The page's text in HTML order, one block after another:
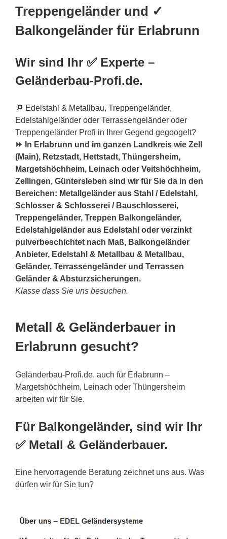
Treppengeländer und ✓
Balkongeländer für Erlabrunn
Wir sind Ihr ✅ Experte –
Geländerbau-Profi.de.
🔎 Edelstahl & Metallbau, Treppengeländer,
Edelstahlgeländer oder Terrassengeländer oder
Treppengeländer Profi in Ihrer Gegend gegoogelt?
⏩ In Erlabrunn und im ganzen Landkreis wie Zell
(Main), Retzstadt, Hettstadt, Thüngersheim,
Margetshöchheim, Leinach oder Veitshöchheim,
Zellingen, Güntersleben sind wir für Sie da in den
Bereichen: Metallgeländer aus Stahl / Edelstahl,
Schlosser & Schlosserei / Bauschlosserei,
Treppengeländer, Treppen Balkongeländer,
Edelstahlgeländer aus Edelstahl oder verzinkt
pulverbeschichtet nach Maß, Balkongeländer
Anbieter, Edelstahl & Metallbau & Metallbau,
Geländer, Terrassengeländer und Terrassen
Geländer & Absturzsicherungen.
Klasse dass Sie uns besuchen.
Metall & Geländerbauer in
Erlabrunn gesucht?
Geländerbau-Profi.de, auch für Erlabrunn –
Margetshöchheim, Leinach oder Thüngersheim
arbeiten wir für Sie.
Für Balkongeländer, sind wir Ihr
✅ Metall & Geländerbauer.
Eine hervorragende Beratung zeichnet uns aus. Was
dürfen wir für Sie tun?